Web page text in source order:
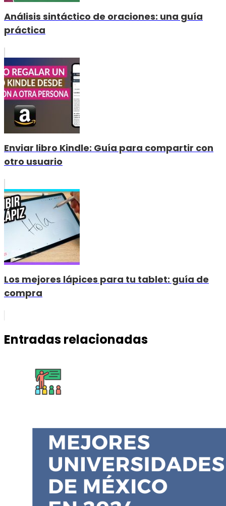
Análisis sintáctico de oraciones: una guía
práctica
Enviar libro Kindle: Guía para compartir con
otro usuario
Los mejores lápices para tu tablet: guía de
compra
Entradas relacionadas